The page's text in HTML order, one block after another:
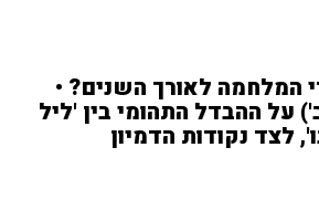
המלחמה לאורך השנים? •
על ההבדל התהומי בין 'ליל
לצד נקודות הדמיון